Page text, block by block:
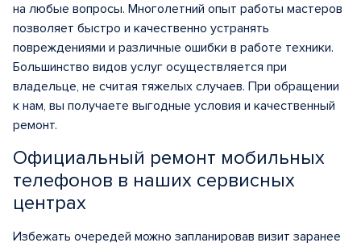
на любые вопросы. Многолетний опыт работы мастеров
позволяет быстро и качественно устранять
повреждениями и различные ошибки в работе техники.
Большинство видов услуг осуществляется при
владельце, не считая тяжелых случаев. При обращении
к нам, вы получаете выгодные условия и качественный
ремонт.
Официальный ремонт мобильных
телефонов в наших сервисных
центрах
Избежать очередей можно запланировав визит заранее